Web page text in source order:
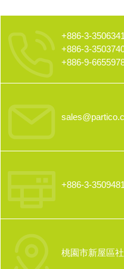
+886-3-3506341
+886-3-
+886-9-
+886-3-3509481
桃園市新屋區